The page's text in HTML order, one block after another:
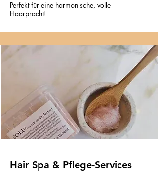
Perfekt für eine harmonische, volle
Haarpracht!
Hair Spa & Pflege-Services